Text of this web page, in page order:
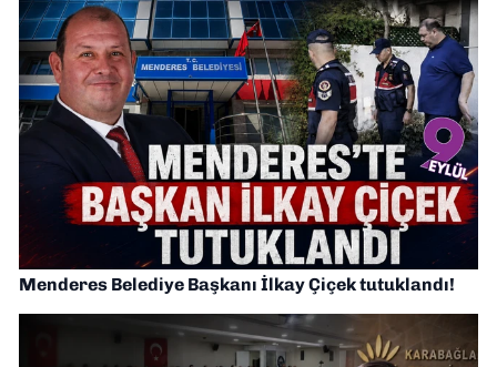
Menderes Belediye Başkanı İlkay Çiçek tutuklandı!